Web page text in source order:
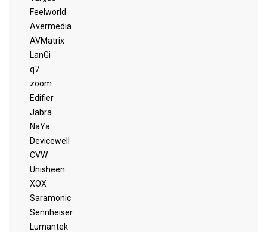
Feelworld
Avermedia
AVMatrix
LanGi
q7
zoom
Edifier
Jabra
NaYa
Devicewell
CVW
Unisheen
XOX
Saramonic
Sennheiser
Lumantek